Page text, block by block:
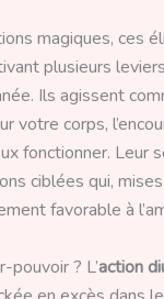
magiques, ces
plusieurs
Ils agissent
votre corps,
fonctionner. Leur
ciblées qui,
favorable à
pouvoir ? L’action